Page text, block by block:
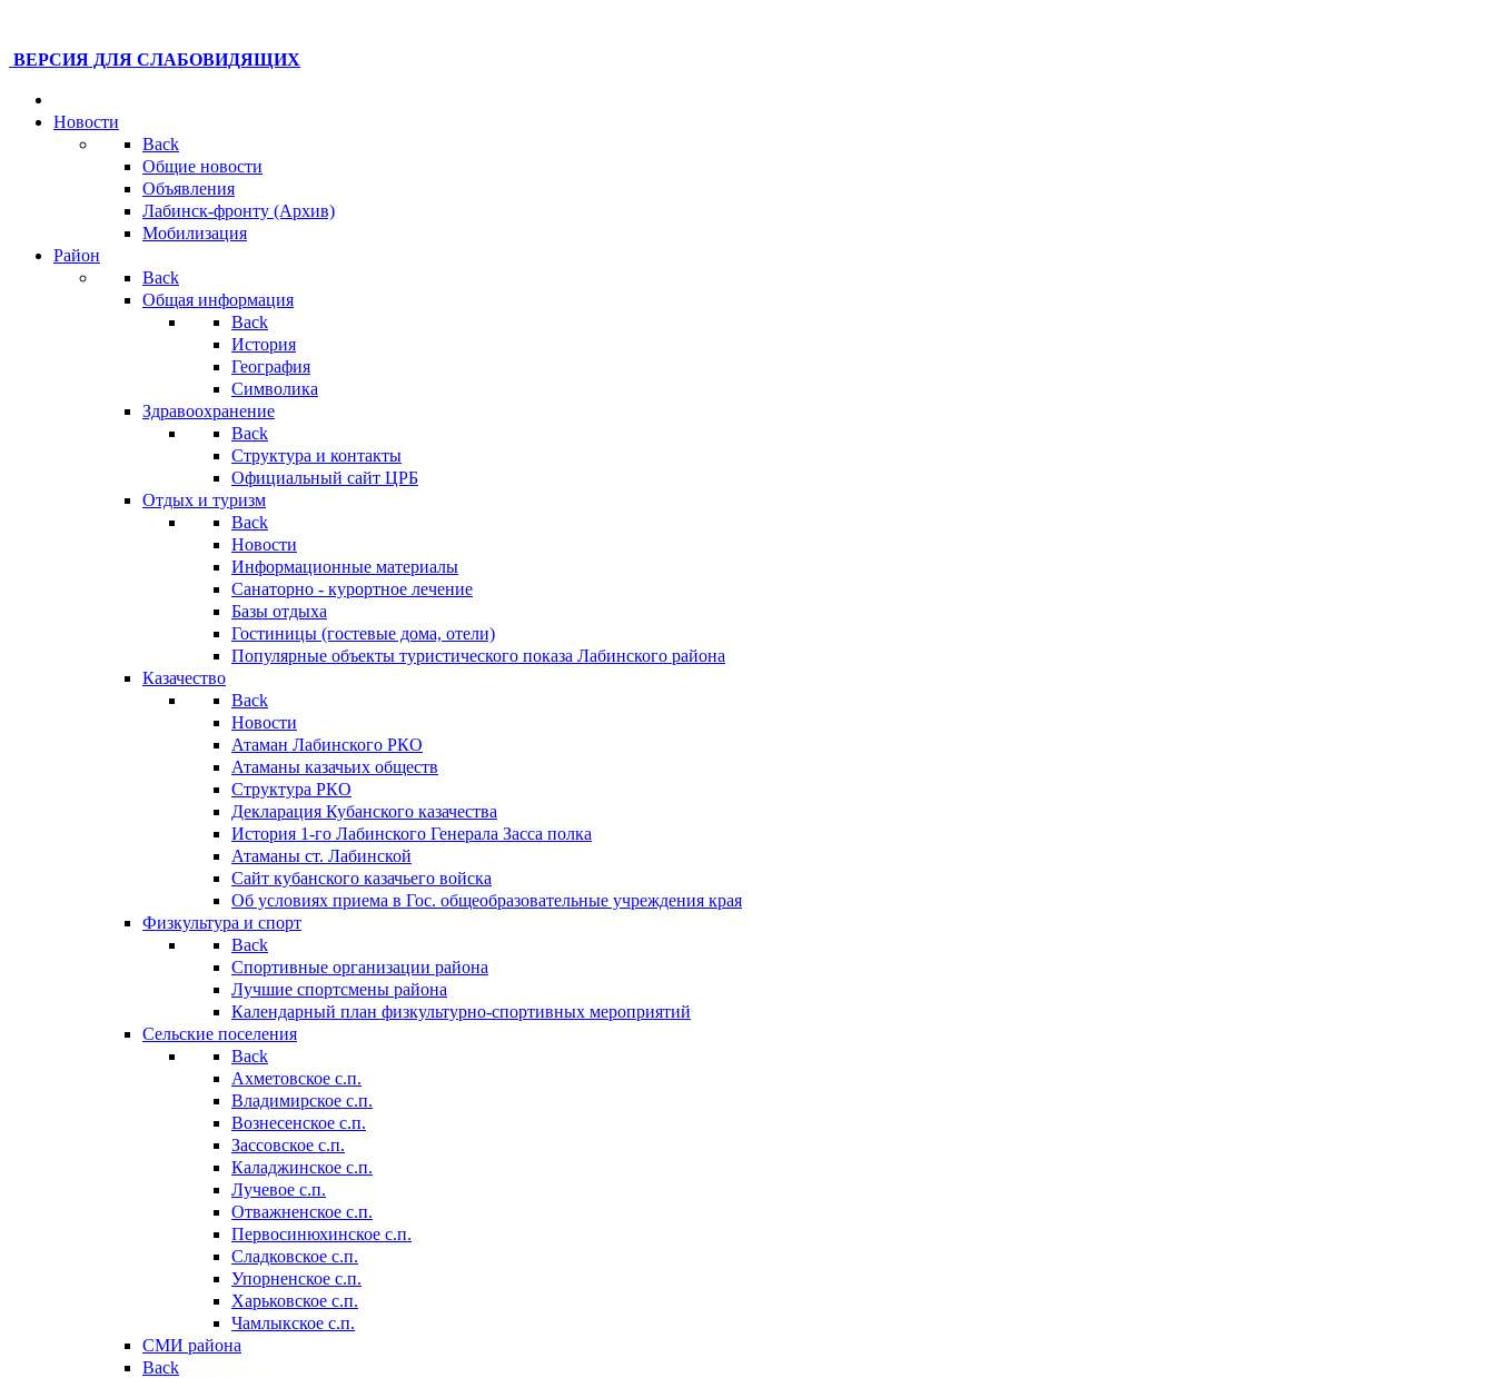
ВЕРСИЯ ДЛЯ СЛАБОВИДЯЩИХ
Новости
Back
Общие новости
Объявления
Лабинск-фронту (Архив)
Мобилизация
Район
Back
Общая информация
Back
История
География
Символика
Здравоохранение
Back
Структура и контакты
Официальный сайт ЦРБ
Отдых и туризм
Back
Новости
Информационные материалы
Санаторно - курортное лечение
Базы отдыха
Гостиницы (гостевые дома, отели)
Популярные объекты туристического показа Лабинского района
Казачество
Back
Новости
Атаман Лабинского РКО
Атаманы казачьих обществ
Структура РКО
Декларация Кубанского казачества
История 1-го Лабинского Генерала Засса полка
Атаманы ст. Лабинской
Cайт кубанского казачьего войска
Об условиях приема в Гос. общеобразовательные учреждения края
Физкультура и спорт
Back
Спортивные организации района
Лучшие спортсмены района
Календарный план физкультурно-спортивных мероприятий
Сельские поселения
Back
Ахметовское с.п.
Владимирское с.п.
Вознесенское с.п.
Зассовское с.п.
Каладжинское с.п.
Лучевое с.п.
Отважненское с.п.
Первосинюхинское с.п.
Сладковское с.п.
Упорненское с.п.
Харьковское с.п.
Чамлыкское с.п.
СМИ района
Back